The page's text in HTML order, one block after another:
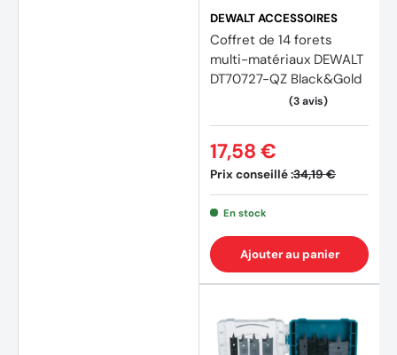
DEWALT ACCESSOIRES
Coffret de 14 forets
multi-matériaux DEWALT
DT70727-QZ Black&Gold
Prix conseillé :34,19 €
17,58 €
En stock
Ajouter au panier